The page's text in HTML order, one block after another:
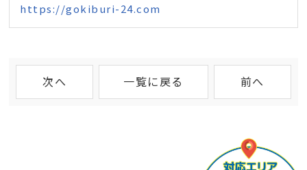
https://gokiburi-24.com
次へ 一覧に戻る 前へ